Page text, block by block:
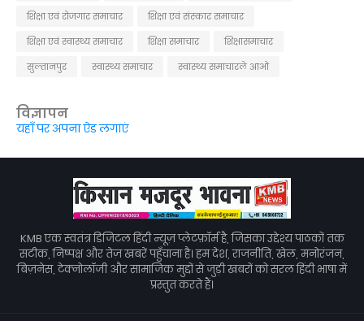
शिक्षा एवं रोजगार समाचार
शिक्षा एवं संस्कार समाचार
शिक्षा एवं स्वास्थ्य समाचार
शिक्षा समाचार
शिक्षासमाचार
सुल्तानपुर
स्वास्थ्य समाचार स्वास्थ्य समाचारले आओ
विज्ञापन
यहाँ पर अपना ऐड लगाएं
KMB एक स्वतंत्र डिजिटल हिंदी न्यूज़ प्लेटफ़ॉर्म है, जिसका उद्देश्य पाठकों तक
सटीक, निष्पक्ष और तेज़ खबरें पहुँचाना है। हम देश, राजनीति, खेल, मनोरंजन,
बिज़नेस, टेक्नोलॉजी और सामाजिक मुद्दों से जुड़ी खबरों को सरल हिंदी भाषा में
प्रस्तुत करते हैं।